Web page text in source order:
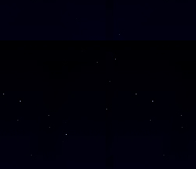
Alle